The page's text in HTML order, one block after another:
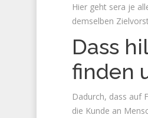
Hier geht sera je
demselben
Dass
finden
Dadurch, dass auf
die Kunde an